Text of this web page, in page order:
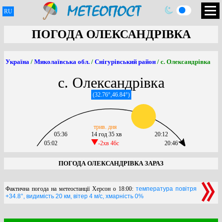
RU
ПОГОДА ОЛЕКСАНДРІВКА
Україна / Миколаївська обл. / Снігурівський район / с. Олександрівка
с. Олександрівка
(32.76°,46.84°)
05:02
05:36
14 год 35 хв
-2хв 46c
трив. дня
20:46
20:12
ПОГОДА ОЛЕКСАНДРІВКА ЗАРАЗ
Фактична погода на метеостанції Херсон о 18:00: температура повітря
+34.8°, видимість 20 км, вітер 4 м/с, хмарність 0%